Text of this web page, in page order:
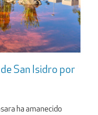
San Isidro por
ha amanecido